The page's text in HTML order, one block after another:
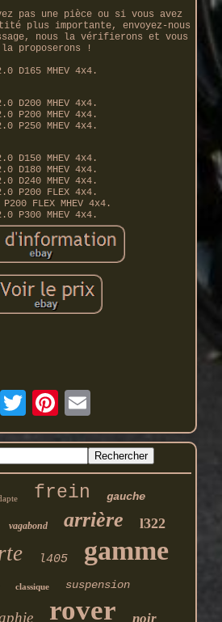
pas une pièce ou si vous avez
plus importante, envoyez-nous
nous la vérifierons et vous
la proposerons !
D165 MHEV 4x4.
D200 MHEV 4x4.
P200 MHEV 4x4.
P250 MHEV 4x4.
D150 MHEV 4x4.
D180 MHEV 4x4.
D240 MHEV 4x4.
P200 FLEX 4x4.
FLEX MHEV 4x4.
P300 MHEV 4x4.
frein gauche
vagabond arrière l322
l405 gamme
classique suspension
rover noir